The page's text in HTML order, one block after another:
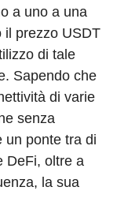
a uno a una
il prezzo USDT
di tale
Sapendo che
di varie
senza
un ponte tra di
DeFi, oltre a
la sua